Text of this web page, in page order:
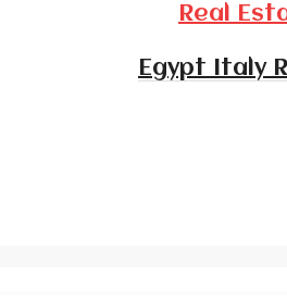
Real
Egypt Italy